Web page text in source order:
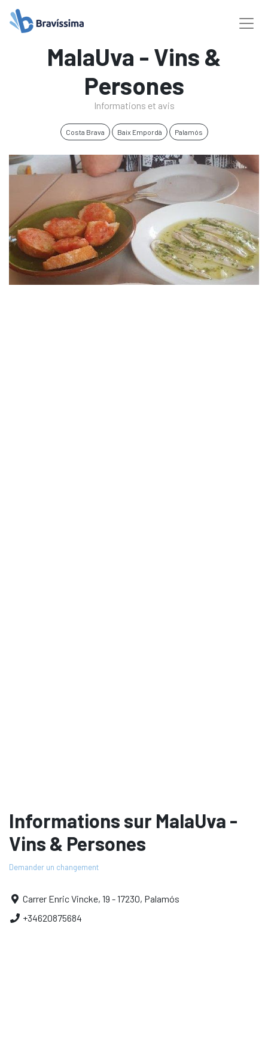
MalaUva - Vins &
Persones
Informations et avis
Costa Brava Baix Empordà Palamós
Informations sur MalaUva -
Vins & Persones
Demander un changement
Carrer Enric Vincke, 19 - 17230, Palamós
+34620875684